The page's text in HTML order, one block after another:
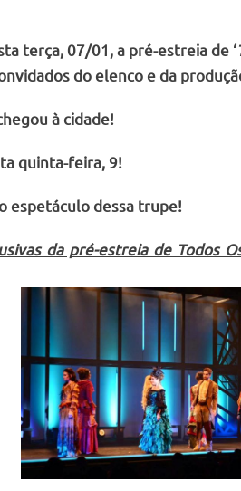
terça, 07/01, a pré-estreia de ‘
do elenco e da
à cidade!
quinta-feira, 9!
espetáculo dessa trupe!
da pré-estreia de Todos